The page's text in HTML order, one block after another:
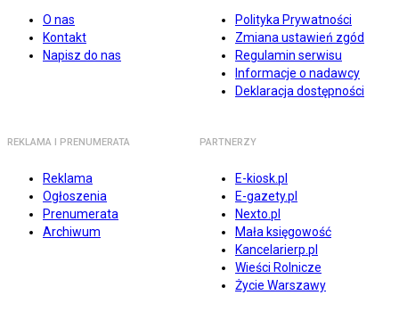
O nas
Kontakt
Napisz do nas
Polityka Prywatności
Zmiana ustawień zgód
Regulamin serwisu
Informacje o nadawcy
Deklaracja dostępności
REKLAMA I PRENUMERATA
Reklama
Ogłoszenia
Prenumerata
Archiwum
PARTNERZY
E-kiosk.pl
E-gazety.pl
Nexto.pl
Mała księgowość
Kancelarierp.pl
Wieści Rolnicze
Życie Warszawy